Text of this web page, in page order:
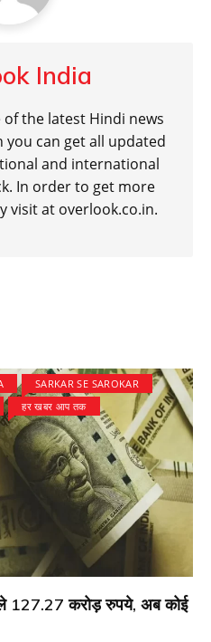
India
of the latest Hindi news
can get all updated
and international
In order to get more
visit at overlook.co.in.
SARKAR SE SAROKAR
हर खबर आप तक
127.27 करोड़ रुपये, अब कोई